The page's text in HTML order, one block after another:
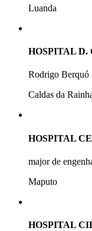
Luanda
HOSPITAL D.
Rodrigo Berquó
Caldas da
HOSPITAL
major de
Maputo
HOSPITAL